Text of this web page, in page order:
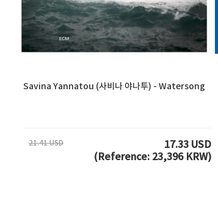
Savina Yannatou (사비나 야나투) - Watersong
21.41 USD
17.33 USD
(Reference: 23,396 KRW)